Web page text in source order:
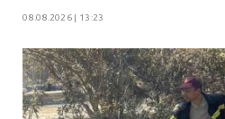
08.08.2026 | 13:23